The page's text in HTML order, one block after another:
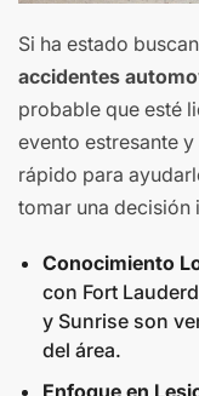
Si ha estado
accidentes
probable que esté
evento estresante
rápido para
tomar una decisión
Conocimiento
con Fort
y Sunrise son
del área.